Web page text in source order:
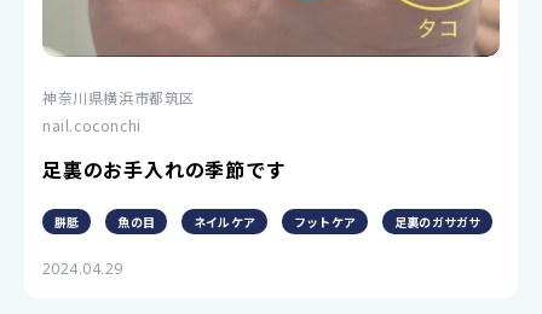
神奈川県横浜市都筑区
nail.coconchi
足裏のお手入れの季節です
胼胝 魚の目 ネイルケア フットケア 足裏のガサガサ
2024.04.29